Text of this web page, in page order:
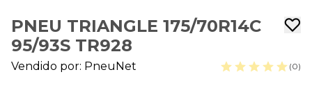
PNEU TRIANGLE 175/70R14C
95/93S TR928
Vendido por: PneuNet (0)